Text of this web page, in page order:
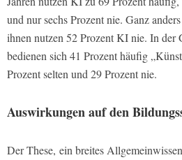
und nur sechs Prozent nie. Ganz
ihnen nutzen 52 Prozent KI nie. In der
bedienen sich 41 Prozent häufig
Prozent selten und 29 Prozent nie.
Auswirkungen auf den
Der These, ein breites